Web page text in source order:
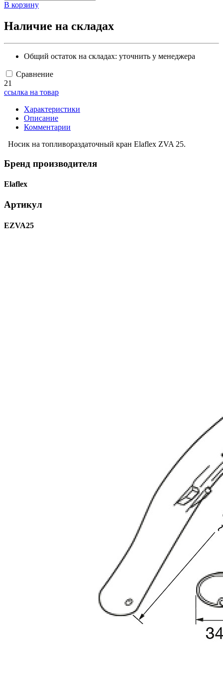
В корзину
Наличие на складах
Общий остаток на складах: уточнить у менеджера
Сравнение
21
ссылка на товар
Характеристики
Описание
Комментарии
Носик на топливораздаточный кран Elaflex ZVA 25.
Бренд производителя
Elaflex
Артикул
EZVA25